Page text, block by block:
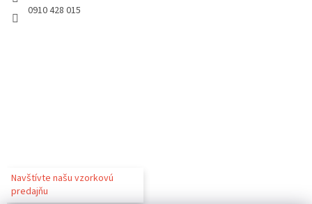
0910 428 015
Navštívte našu vzorkovú
predajňu